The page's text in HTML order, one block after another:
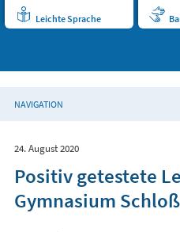
Leichte Sprache
NAVIGATION
24. August 2020
Positiv getestete
Gymnasium